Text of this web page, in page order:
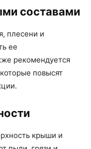
составами
плесени и
ее
рекомендуется
повысят
крыши и